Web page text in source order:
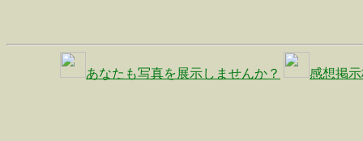
あなたも写真を展示しませんか？ 感想掲